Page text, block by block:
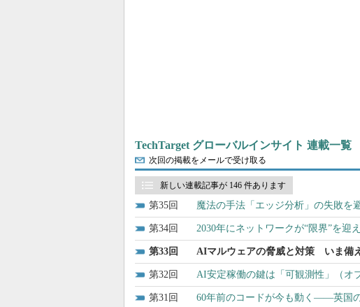
TechTarget グローバルインサイト 連載一覧
次回の掲載をメールで受け取る
新しい連載記事が 146 件あります
35 魔法の手法「エッジ分析」の失敗を
34 2030年にネットワークが“限界”を
33 AIマルウェアの脅威と対策 いま備
32 AI安定稼働の鍵は「可観測性」（
31 60年前のコードが今も動く――英国